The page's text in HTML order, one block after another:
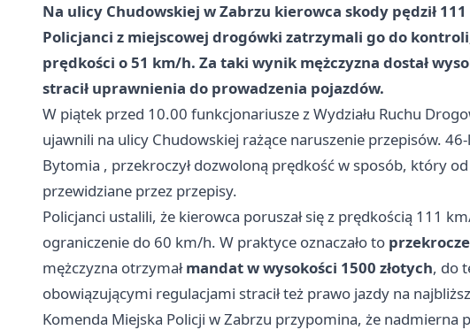
Na ulicy Chudowskiej w Zabrzu kierowca skody pędził
Policjanci z miejscowej drogówki zatrzymali go do
prędkości o 51 km/h. Za taki wynik mężczyzna dostał
stracił uprawnienia do prowadzenia pojazdów.
W piątek przed 10.00 funkcjonariusze z Wydziału Ruchu
ujawnili na ulicy Chudowskiej rażące naruszenie przepisów.
Bytomia , przekroczył dozwoloną prędkość w sposób, który
przewidziane przez przepisy.
Policjanci ustalili, że kierowca poruszał się z prędkością 111
ograniczenie do 60 km/h. W praktyce oznaczało to
mężczyzna otrzymałmandat w wysokości 1500 złotych, do
obowiązującymi regulacjami stracił też prawo jazdy na
Komenda Miejska Policji w Zabrzu przypomina, że nadmierna